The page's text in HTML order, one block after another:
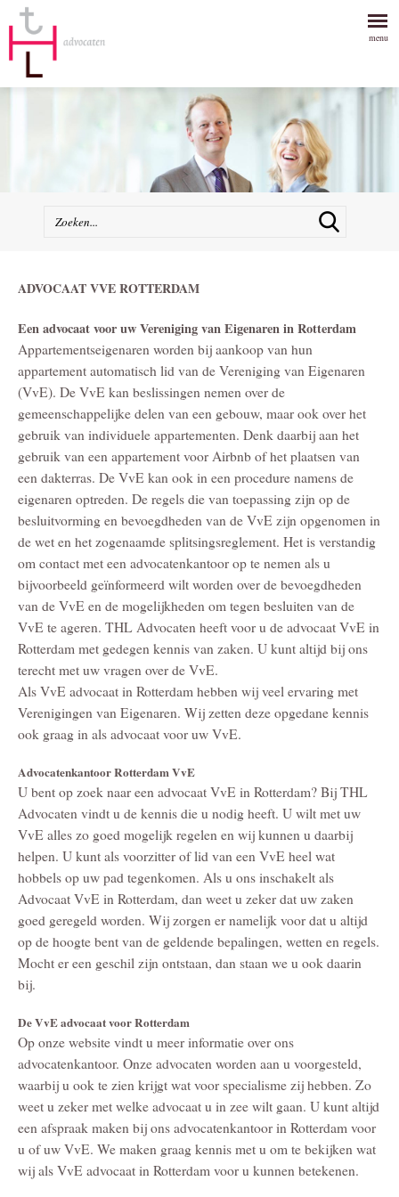
menu
ADVOCAAT VVE ROTTERDAM
Een advocaat voor uw Vereniging van Eigenaren in Rotterdam
Appartementseigenaren worden bij aankoop van hun
appartement automatisch lid van de Vereniging van Eigenaren
(VvE). De VvE kan beslissingen nemen over de
gemeenschappelijke delen van een gebouw, maar ook over het
gebruik van individuele appartementen. Denk daarbij aan het
gebruik van een appartement voor Airbnb of het plaatsen van
een dakterras. De VvE kan ook in een procedure namens de
eigenaren optreden. De regels die van toepassing zijn op de
besluitvorming en bevoegdheden van de VvE zijn opgenomen in
de wet en het zogenaamde splitsingsreglement. Het is verstandig
om contact met een advocatenkantoor op te nemen als u
bijvoorbeeld geïnformeerd wilt worden over de bevoegdheden
van de VvE en de mogelijkheden om tegen besluiten van de
VvE te ageren. THL Advocaten heeft voor u de advocaat VvE in
Rotterdam met gedegen kennis van zaken. U kunt altijd bij ons
terecht met uw vragen over de VvE.
Als VvE advocaat in Rotterdam hebben wij veel ervaring met
Verenigingen van Eigenaren. Wij zetten deze opgedane kennis
ook graag in als advocaat voor uw VvE.
Advocatenkantoor Rotterdam VvE
U bent op zoek naar een advocaat VvE in Rotterdam? Bij THL
Advocaten vindt u de kennis die u nodig heeft. U wilt met uw
VvE alles zo goed mogelijk regelen en wij kunnen u daarbij
helpen. U kunt als voorzitter of lid van een VvE heel wat
hobbels op uw pad tegenkomen. Als u ons inschakelt als
Advocaat VvE in Rotterdam, dan weet u zeker dat uw zaken
goed geregeld worden. Wij zorgen er namelijk voor dat u altijd
op de hoogte bent van de geldende bepalingen, wetten en regels.
Mocht er een geschil zijn ontstaan, dan staan we u ook daarin
bij.
De VvE advocaat voor Rotterdam
Op onze website vindt u meer informatie over ons
advocatenkantoor. Onze advocaten worden aan u voorgesteld,
waarbij u ook te zien krijgt wat voor specialisme zij hebben. Zo
weet u zeker met welke advocaat u in zee wilt gaan. U kunt altijd
een afspraak maken bij ons advocatenkantoor in Rotterdam voor
u of uw VvE. We maken graag kennis met u om te bekijken wat
wij als VvE advocaat in Rotterdam voor u kunnen betekenen.